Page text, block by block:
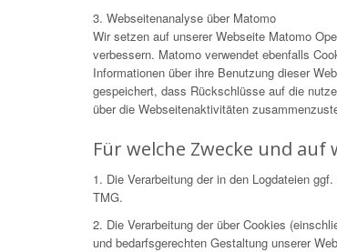
3. Webseitenanalyse über Matomo
Wir setzen auf unserer Webseite Matomo
verbessern. Matomo verwendet ebenfalls
Informationen über ihre Benutzung dieser
gespeichert, dass Rückschlüsse auf die
über die Webseitenaktivitäten
Für welche Zwecke und
1. Die Verarbeitung der in den Logdateien
TMG.
2. Die Verarbeitung der über Cookies
und bedarfsgerechten Gestaltung unserer